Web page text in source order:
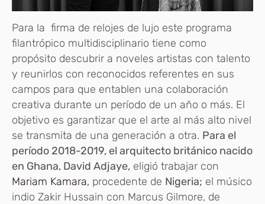
Para la firma de relojes de lujo este programa
filantrópico multidisciplinario tiene como
propósito descubrir a noveles artistas con talento
y reunirlos con reconocidos referentes en sus
campos para que entablen una colaboración
creativa durante un período de un año o más. El
objetivo es garantizar que el arte al más alto nivel
se transmita de una generación a otra. Para el
período 2018-2019, el arquitecto británico nacido
en Ghana, David Adjaye, eligió trabajar con
Mariam Kamara, procedente de Nigeria; el músico
indio Zakir Hussain con Marcus Gilmore, de